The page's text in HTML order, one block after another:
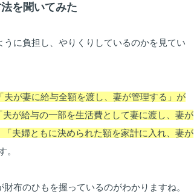
を聞いてみた
に負担し、やりくりしているのかを見てい
が妻に給与全額を渡し、妻が管理する」が
が給与の一部を生活費として妻に渡し、妻が
夫婦ともに決められた額を家計に入れ、妻が
。
布のひもを握っているのがわかりますね。